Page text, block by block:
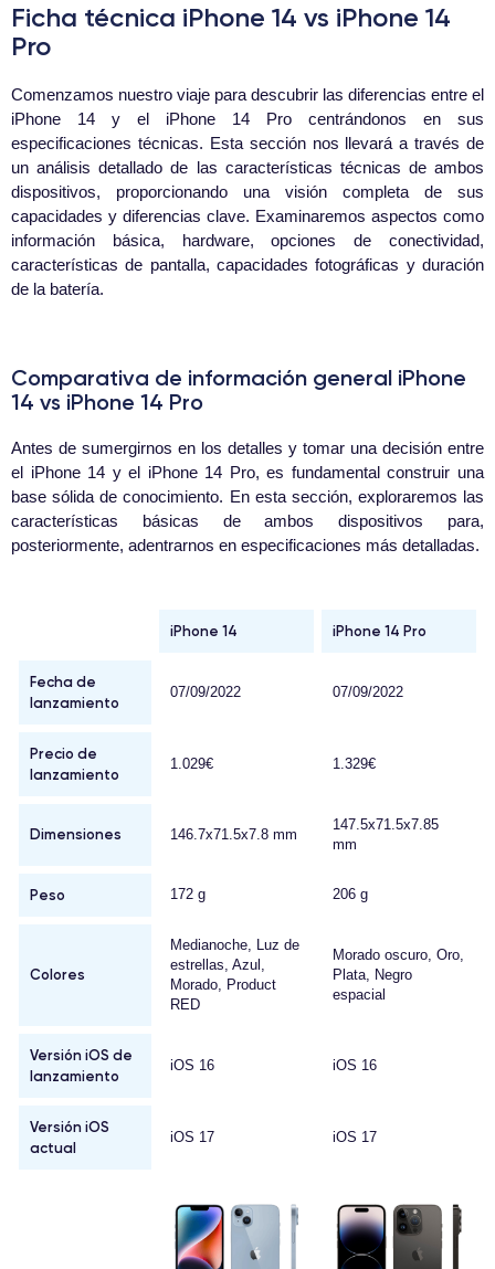
Ficha técnica iPhone 14 vs iPhone 14
Pro
Comenzamos nuestro viaje para descubrir las diferencias entre el
iPhone 14 y el iPhone 14 Pro centrándonos en sus
especificaciones técnicas. Esta sección nos llevará a través de
un análisis detallado de las características técnicas de ambos
dispositivos, proporcionando una visión completa de sus
capacidades y diferencias clave. Examinaremos aspectos como
información básica, hardware, opciones de conectividad,
características de pantalla, capacidades fotográficas y duración
de la batería.
Comparativa de información general iPhone
14 vs iPhone 14 Pro
Antes de sumergirnos en los detalles y tomar una decisión entre
el iPhone 14 y el iPhone 14 Pro, es fundamental construir una
base sólida de conocimiento. En esta sección, exploraremos las
características básicas de ambos dispositivos para,
posteriormente, adentrarnos en especificaciones más detalladas.
iPhone 14 iPhone 14 Pro
Fecha de
lanzamiento
07/09/2022 07/09/2022
Precio de
lanzamiento
1.029€ 1.329€
Dimensiones 146.7x71.5x7.8 mm
147.5x71.5x7.85
mm
Peso 172 g 206 g
Colores
Medianoche, Luz de
estrellas, Azul,
Morado, Product
RED
Morado oscuro, Oro,
Plata, Negro
espacial
Versión iOS de
lanzamiento
iOS 16 iOS 16
Versión iOS
actual
iOS 17 iOS 17